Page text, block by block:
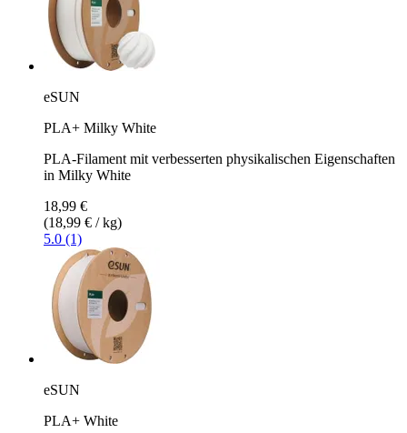
eSUN
PLA+ Milky White
PLA-Filament mit verbesserten physikalischen Eigenschaften
in Milky White
18,99 €
(18,99 € / kg)
5.0 (1)
eSUN
PLA+ White